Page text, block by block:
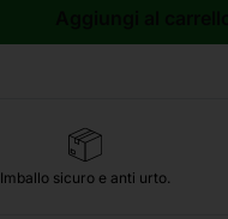
Imballo sicuro e anti urto.